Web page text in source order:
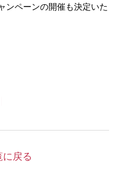
ンペーンの開催も決定いた
戻る